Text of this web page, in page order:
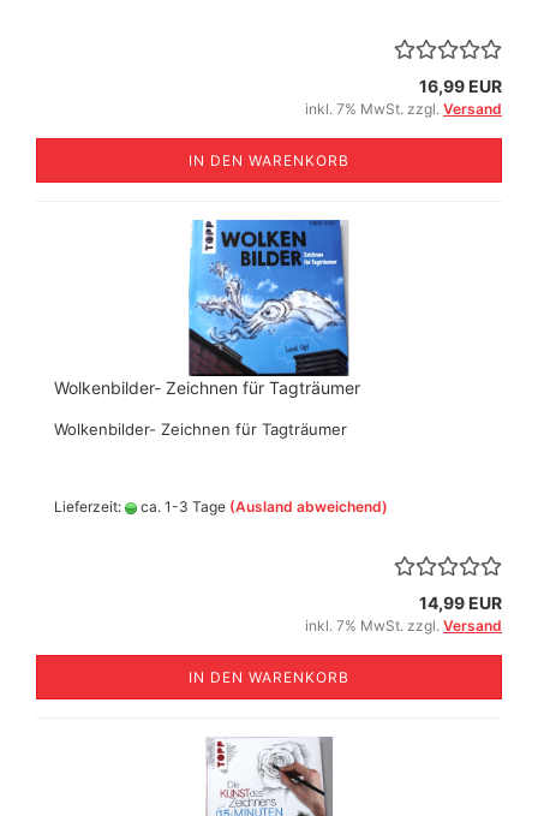
16,99 EUR
inkl. 7% MwSt. zzgl. Versand
IN DEN WARENKORB
Wolkenbilder- Zeichnen für Tagträumer
Wolkenbilder- Zeichnen für Tagträumer
Lieferzeit: ca. 1-3 Tage (Ausland abweichend)
14,99 EUR
inkl. 7% MwSt. zzgl. Versand
IN DEN WARENKORB